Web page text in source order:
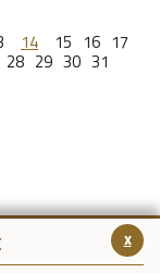
x
14 15 16 17
28 29 30 31